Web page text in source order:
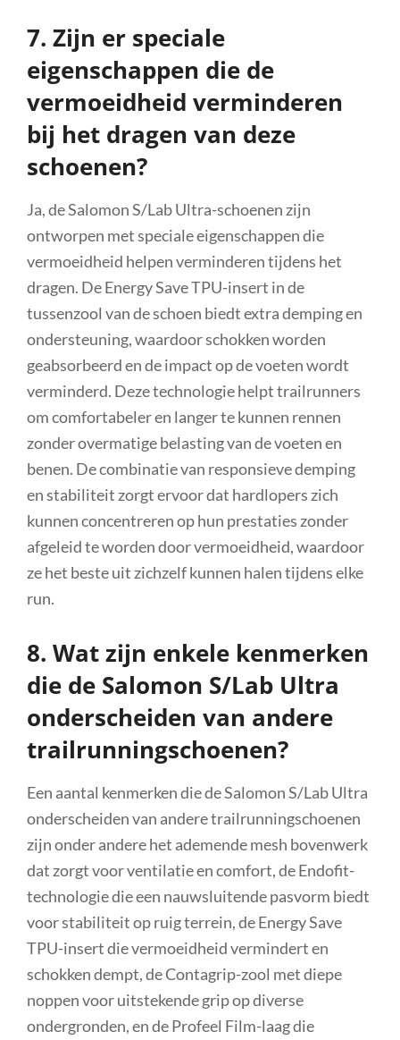
7. Zijn er speciale
eigenschappen die de
vermoeidheid verminderen
bij het dragen van deze
schoenen?
Ja, de Salomon S/Lab Ultra-schoenen zijn
ontworpen met speciale eigenschappen die
vermoeidheid helpen verminderen tijdens het
dragen. De Energy Save TPU-insert in de
tussenzool van de schoen biedt extra demping en
ondersteuning, waardoor schokken worden
geabsorbeerd en de impact op de voeten wordt
verminderd. Deze technologie helpt trailrunners
om comfortabeler en langer te kunnen rennen
zonder overmatige belasting van de voeten en
benen. De combinatie van responsieve demping
en stabiliteit zorgt ervoor dat hardlopers zich
kunnen concentreren op hun prestaties zonder
afgeleid te worden door vermoeidheid, waardoor
ze het beste uit zichzelf kunnen halen tijdens elke
run.
8. Wat zijn enkele kenmerken
die de Salomon S/Lab Ultra
onderscheiden van andere
trailrunningschoenen?
Een aantal kenmerken die de Salomon S/Lab Ultra
onderscheiden van andere trailrunningschoenen
zijn onder andere het ademende mesh bovenwerk
dat zorgt voor ventilatie en comfort, de Endofit-
technologie die een nauwsluitende pasvorm biedt
voor stabiliteit op ruig terrein, de Energy Save
TPU-insert die vermoeidheid vermindert en
schokken dempt, de Contagrip-zool met diepe
noppen voor uitstekende grip op diverse
ondergronden, en de Profeel Film-laag die